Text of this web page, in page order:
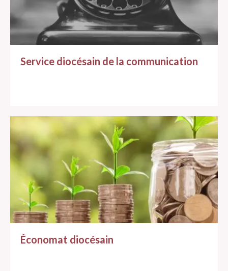
Service diocésain de la communication
Économat diocésain